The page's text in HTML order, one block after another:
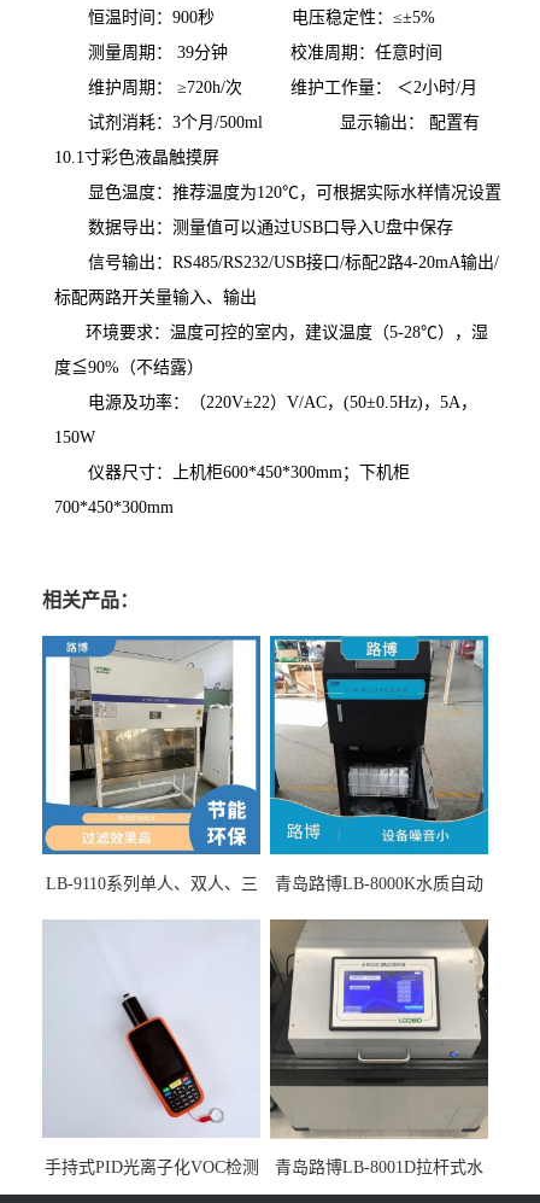
恒温时间：900秒 电压稳定性：≤±5%
测量周期： 39分钟 校准周期：任意时间
维护周期： ≥720h/次 维护工作量： ＜2小时/月
试剂消耗：3个月/500ml 显示输出： 配置有
10.1寸彩色液晶触摸屏
显色温度：推荐温度为120℃，可根据实际水样情况设置
数据导出：测量值可以通过USB口导入U盘中保存
信号输出：RS485/RS232/USB接口/标配2路4-20mA输出/
标配两路开关量输入、输出
环境要求： 温度可控的室内，建议温度（5-28℃），湿
度≦90%（不结露）
电源及功率：（220V±22）V/AC，(50±0.5Hz)，5A，
150W
仪器尺寸：上机柜600*450*300mm；
下机柜
700*450*300mm
相关产品：
LB-9110系列单人、双人、三
青岛路博LB-8000K水质自动
手持式PID光离子化VOC检测
仪（挥发性有机物设备）
青岛路博LB-8001D拉杆式水
质采样器